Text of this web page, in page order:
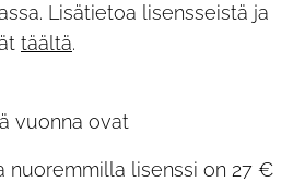
Lisätietoa lisensseistä ja
täältä.
vuonna ovat
nuoremmilla lisenssi on 27 €